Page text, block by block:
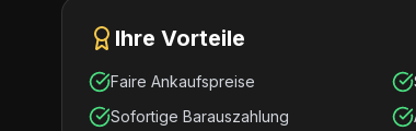
Ihre Vorteile
Faire Ankaufspreise
Sofortige Barauszahlung